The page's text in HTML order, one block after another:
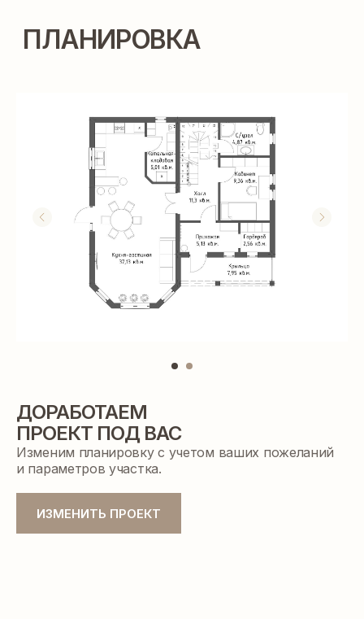
ДОРАБОТАЕМ
ПРОЕКТ ПОД ВАС
Изменим планировку с учетом ваших пожеланий
и параметров участка.
ИЗМЕНИТЬ ПРОЕКТ
ТЕХНОЛОГИИ
СТРОИТЕЛЬСТВА
c индивидуальным расчетом
стоимости строительства
ПРЕЗЕНТАЦИЯ ДОМА